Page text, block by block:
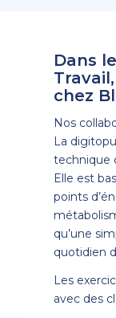
Dans
chez
Nos
La
technique
Elle est
points
qu’une
quotidien
Les
avec des